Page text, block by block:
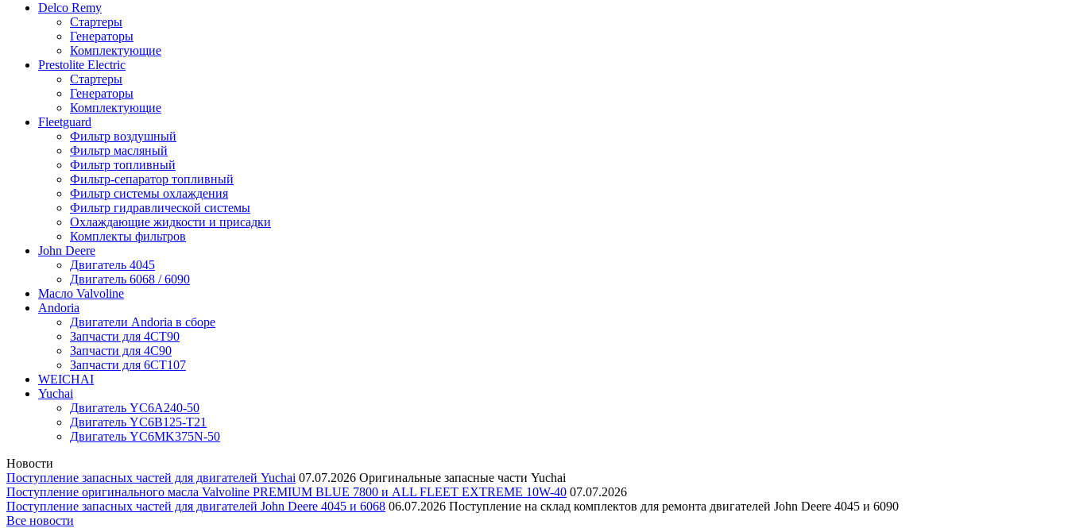
Delco Remy
Стартеры
Генераторы
Комплектующие
Prestolite Electric
Стартеры
Генераторы
Комплектующие
Fleetguard
Фильтр воздушный
Фильтр масляный
Фильтр топливный
Фильтр-сепаратор топливный
Фильтр системы охлаждения
Фильтр гидравлической системы
Охлаждающие жидкости и присадки
Комплекты фильтров
John Deere
Двигатель 4045
Двигатель 6068 / 6090
Масло Valvoline
Andoria
Двигатели Andoria в сборе
Запчасти для 4CT90
Запчасти для 4С90
Запчасти для 6CT107
WEICHAI
Yuchai
Двигатель YC6A240-50
Двигатель YC6B125-T21
Двигатель YC6MK375N-50
Новости
Поступление запасных частей для двигателей Yuchai 07.07.2026 Оригинальные запасные части Yuchai
Поступление оригинального масла Valvoline PREMIUM BLUE 7800 и ALL FLEET EXTREME 10W-40 07.07.2026
Поступление запасных частей для двигателей John Deere 4045 и 6068 06.07.2026 Поступление на склад комплектов для ремонта двигателей John Deere 4045 и 6090
Все новости